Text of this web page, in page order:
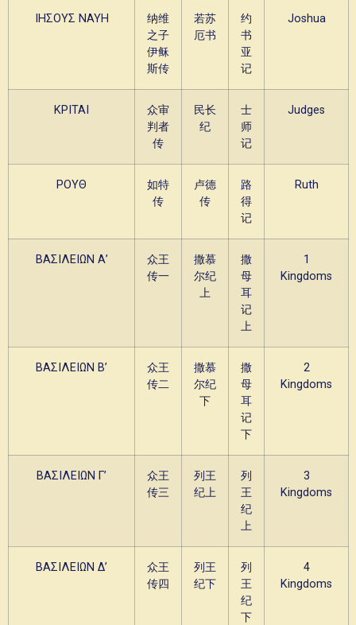
ΙΗΣΟΥΣ ΝΑΥΗ
纳维
之子
伊稣
斯传
若苏
厄书
约
书
亚
记
Joshua
ΚΡΙΤΑΙ
众审
判者
传
民长
纪
士
师
记
Judges
ΡΟΥΘ
如特
传
卢德
传
路
得
记
Ruth
ΒΑΣΙΛΕΙΩΝ Α’
众王
传一
撒慕
尔纪
上
撒
母
耳
记
上
1
Kingdoms
ΒΑΣΙΛΕΙΩΝ Β’
众王
传二
撒慕
尔纪
下
撒
母
耳
记
下
2
Kingdoms
ΒΑΣΙΛΕΙΩΝ Γ’
众王
传三
列王
纪上
列
王
纪
上
3
Kingdoms
ΒΑΣΙΛΕΙΩΝ Δ’
众王
传四
列王
纪下
列
王
纪
下
4
Kingdoms